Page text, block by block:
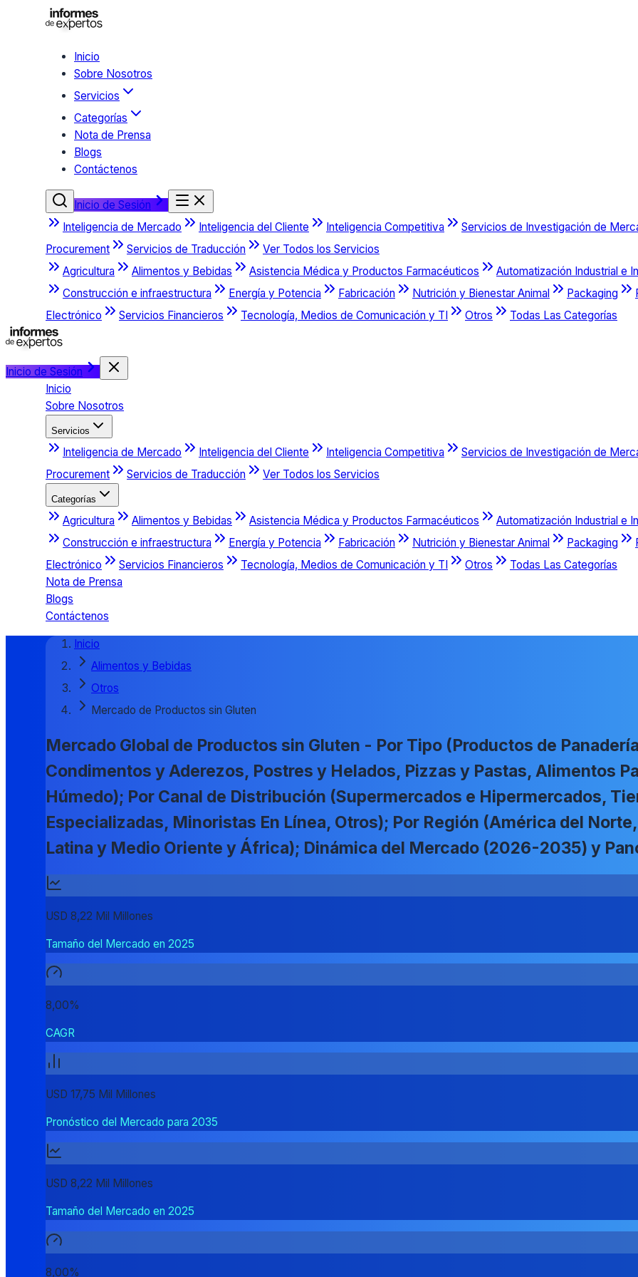
Inicio
Sobre Nosotros
Servicios
Categorías
Nota de Prensa
Blogs
Contáctenos
Inicio de Sesión
Inteligencia de Mercado
Inteligencia del Cliente Inteligencia Competitiva
Servicios de Investigación de
Procurement
Servicios de Traducción
Ver Todos los Servicios
Agricultura
Alimentos y Bebidas Asistencia Médica y Productos Farmacéuticos
Automatización Industrial e
Construcción e infraestructura
Energía y Potencia Fabricación Nutrición y Bienestar Animal Packaging
Electrónico
Servicios Financieros Tecnología, Medios de Comunicación y TI Otros Todas Las Categorías
Inicio de Sesión
Inicio
Sobre Nosotros
Servicios
Inteligencia de Mercado Inteligencia del Cliente Inteligencia Competitiva
Servicios de Investigación de
Procurement
Servicios de Traducción Ver Todos los Servicios
Categorías
Agricultura Alimentos y Bebidas Asistencia Médica y Productos Farmacéuticos
Automatización Industrial e
Construcción e infraestructura
Energía y Potencia Fabricación Nutrición y Bienestar Animal Packaging
Electrónico
Servicios Financieros Tecnología, Medios de Comunicación y TI Otros
Todas Las Categorías
Nota de Prensa
Blogs
Contáctenos
Inicio
Alimentos y Bebidas
Otros
Mercado de Productos sin Gluten
Mercado Global de Productos sin Gluten - Por Tipo (Productos de
Condimentos y Aderezos, Postres y Helados, Pizzas y Pastas, Alimentos
Húmedo); Por Canal de Distribución (Supermercados e Hipermercados,
Especializadas, Minoristas En Línea, Otros); Por Región (América del
Latina y Medio Oriente y África); Dinámica del Mercado (2026-2035) y
USD 8,22 Mil Millones
Tamaño del Mercado en 2025
8,00%
CAGR
USD 17,75 Mil Millones
Pronóstico del Mercado para 2035
USD 8,22 Mil Millones
Tamaño del Mercado en 2025
8,00%